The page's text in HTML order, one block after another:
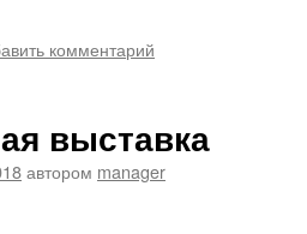
комментарий
выставка
автором manager